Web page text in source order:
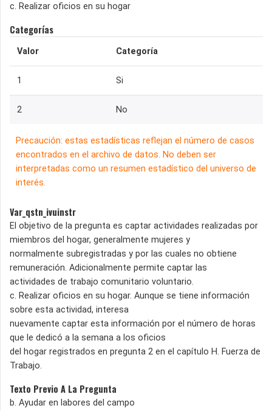
c. Realizar oficios en su hogar
Categorías
Valor Categoría
1 Si
2 No
Precaución: estas estadísticas reflejan el número de casos
encontrados en el archivo de datos. No deben ser
interpretadas como un resumen estadístico del universo de
interés.
Var_qstn_ivuinstr
El objetivo de la pregunta es captar actividades realizadas por
miembros del hogar, generalmente mujeres y
normalmente subregistradas y por las cuales no obtiene
remuneración. Adicionalmente permite captar las
actividades de trabajo comunitario voluntario.
c. Realizar oficios en su hogar. Aunque se tiene información
sobre esta actividad, interesa
nuevamente captar esta información por el número de horas
que le dedicó a la semana a los oficios
del hogar registrados en pregunta 2 en el capítulo H. Fuerza de
Trabajo.
Texto Previo A La Pregunta
b. Ayudar en labores del campo